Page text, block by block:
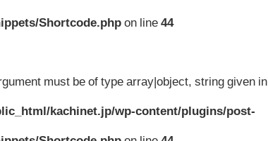
Shortcode.php on line44
must be of type array|object, string given in
kachinet.jp/wp-content/plugins/post-